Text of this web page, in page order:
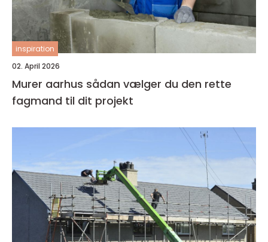
inspiration
02. April 2026
Murer aarhus sådan vælger du den rette
fagmand til dit projekt